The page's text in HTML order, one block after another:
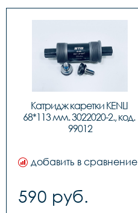
Катридж каретки KENLI
68*113 мм. 3022020-2., код.
99012
добавить в сравнение
590 руб.